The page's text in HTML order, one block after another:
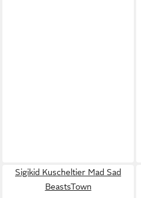
Sigikid Kuscheltier Mad Sad
BeastsTown